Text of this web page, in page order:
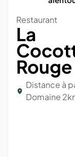
Restaurant
La
Rouge
Distance à
Domaine